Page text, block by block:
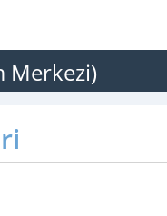
Merkezi)